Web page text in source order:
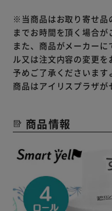
※当商品はお取り寄せ品
までお時間を頂く場合が
また、商品がメーカー
ル又は注文内容の変更を
予めご了承くださいます
商品はアイリスプラザが
商品情報